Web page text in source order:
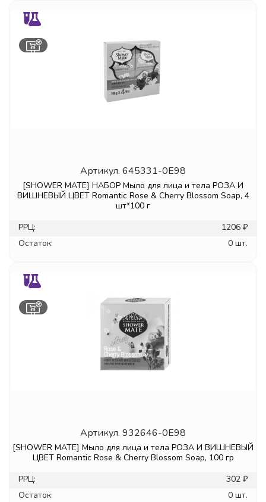
Артикул. 645331-0E98
[SHOWER MATE] НАБОР Мыло для лица и тела РОЗА И
ВИШНЕВЫЙ ЦВЕТ Romantic Rose & Cherry Blossom Soap, 4
шт*100 г
РРЦ:
1206 ₽
Остаток:
0 шт.
Артикул. 932646-0E98
[SHOWER MATE] Мыло для лица и тела РОЗА И ВИШНЕВЫЙ
ЦВЕТ Romantic Rose & Cherry Blossom Soap, 100 гр
РРЦ:
302 ₽
Остаток:
0 шт.